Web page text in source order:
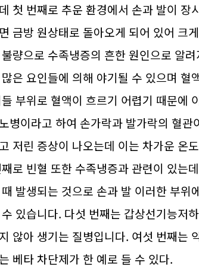
첫 번째로 추운 환경에서 손과 발이 장
금방 원상태로 돌아오게 되어 있어 크
량으로 수족냉증의 흔한 원인으로 알
은 요인들에 의해 야기될 수 있으며
부위로 혈액이 흐르기 어렵기 때문에
병이라고 하여 손가락과 발가락의 혈
저린 증상이 나오는데 이는 차가운 온
로 빈혈 또한 수족냉증과 관련이 있는
발생되는 것으로 손과 발 이러한 부
있습니다. 다섯 번째는 갑상선기능저
않아 생기는 질병입니다. 여섯 번째는
베타 차단제가 한 예로 들 수 있다.